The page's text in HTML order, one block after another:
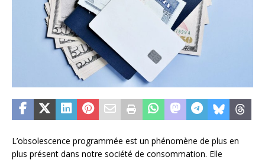
L’obsolescence programmée est un phénomène de plus en
plus présent dans notre société de consommation. Elle